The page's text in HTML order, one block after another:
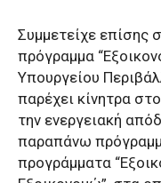
Συμμετείχε επίσης
πρόγραμμα
Υπουργείου
παρέχει κίνητρα
την ενεργειακή
παραπάνω
προγράμματα